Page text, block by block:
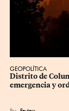
GEOPOLÍTICA
Distrito de
emergencia y
Por Reuters